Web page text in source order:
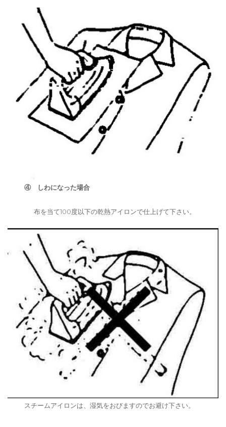
④ しわになった場合
布を当て100度以下の乾熱アイロンで仕上げて下さい。
スチームアイロンは、湿気をおびますのでお避け下さい。